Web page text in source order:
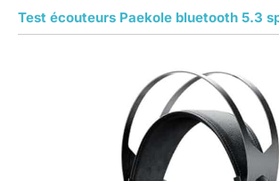
Test écouteurs Paekole bluetooth 5.3